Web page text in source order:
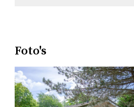
Foto's